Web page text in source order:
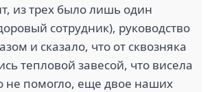
из трех было лишь один
сотрудник), руководство
и сказало, что от сквозняка
тепловой завесой, что висела
не помогло, еще двое наших